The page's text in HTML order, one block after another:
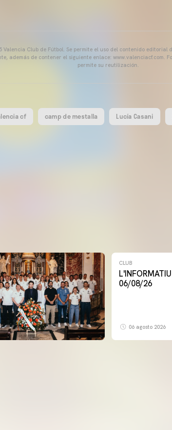
Valencia Club de Fútbol. Se permite el uso del contenido
además de contener el siguiente enlace: www.valenciacf.com.
permite su reutilización.
cf camp de mestalla Lucía Casani
CLUB
L'INFORMATIU DEL VALENCIA CF -
06/08/26
06 agosto 2026